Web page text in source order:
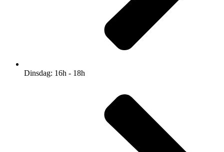
Dinsdag: 16h - 18h